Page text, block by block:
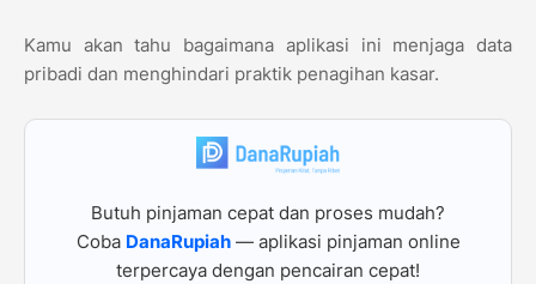
Kamu akan tahu bagaimana aplikasi ini menjaga data
pribadi dan menghindari praktik penagihan kasar.
Butuh pinjaman cepat dan proses mudah?
Coba DanaRupiah— aplikasi pinjaman online
terpercaya dengan pencairan cepat!